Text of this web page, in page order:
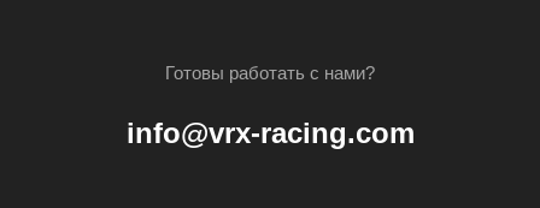
Готовы работать с нами?
info@vrx-racing.com